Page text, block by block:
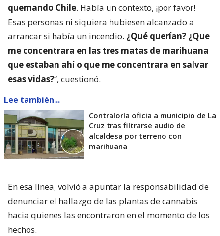
quemando Chile. Había un contexto, ¡por favor!
Esas personas ni siquiera hubiesen alcanzado a
arrancar si había un incendio. ¿Qué querían? ¿Que
me concentrara en las tres matas de marihuana
que estaban ahí o que me concentrara en salvar
esas vidas?“, cuestionó.
Lee también...
Contraloría oficia a municipio de La
Cruz tras filtrarse audio de
alcaldesa por terreno con
marihuana
En esa línea, volvió a apuntar la responsabilidad de
denunciar el hallazgo de las plantas de cannabis
hacia quienes las encontraron en el momento de los
hechos.